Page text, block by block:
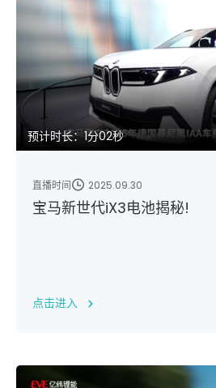
预计时长：1分02秒
直播时间 2025.09.30
宝马新世代iX3电池揭秘!
点击进入